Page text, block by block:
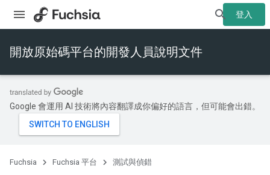
登入
開放原始碼平台的開發人員說明文件
Google 會運用 AI 技術將內容翻譯成你偏好的語言，但可能會出錯。
Fuchsia Fuchsia 平台 測試與偵錯